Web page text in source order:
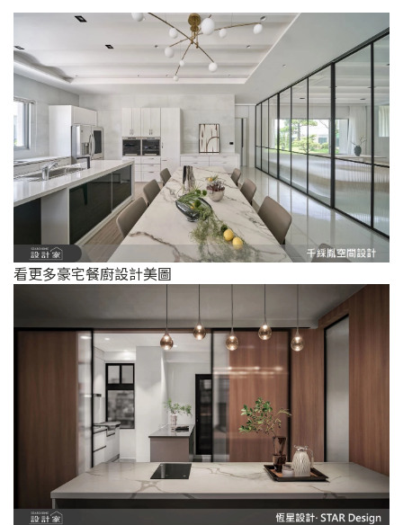
看更多豪宅餐廚設計美圖